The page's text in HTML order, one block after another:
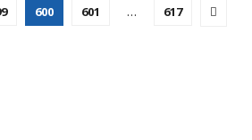
600 601 … 617